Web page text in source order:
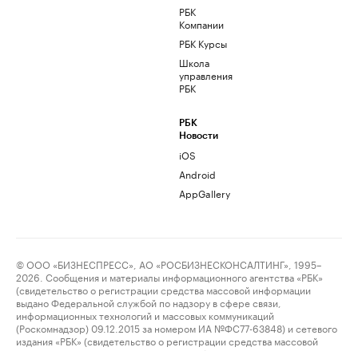
РБК
Компании
РБК Курсы
Школа
управления
РБК
РБК
Новости
iOS
Android
AppGallery
© ООО «БИЗНЕСПРЕСС», АО «РОСБИЗНЕСКОНСАЛТИНГ», 1995–
2026. Сообщения и материалы информационного агентства «РБК»
(свидетельство о регистрации средства массовой информации
выдано Федеральной службой по надзору в сфере связи,
информационных технологий и массовых коммуникаций
(Роскомнадзор) 09.12.2015 за номером ИА №ФС77-63848) и сетевого
издания «РБК» (свидетельство о регистрации средства массовой